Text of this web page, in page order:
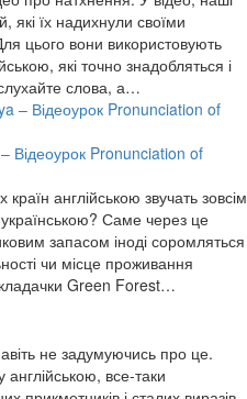
які їх надихнули своїми
цього вони використовують
які точно знадобляться і
слова, а…
Відеоурок Pronunciation of
англійською звучать зовсім
Саме через це
запасом іноді соромляться
чи місце проживання
Green Forest…
не задумуючись про це.
все-таки